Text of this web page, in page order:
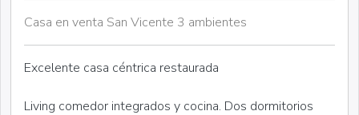
Casa en venta San Vicente 3 ambientes
Excelente casa céntrica restaurada
Living comedor integrados y cocina. Dos dormitorios